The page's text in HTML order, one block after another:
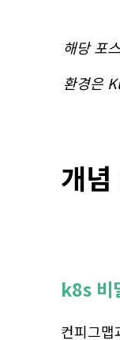
해당 포
환경은
개
k8s 비
컨피그